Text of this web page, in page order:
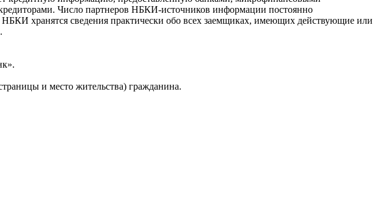
Число партнеров НБКИ-источников информации постоянно
хранятся сведения практически обо всех заемщиках, имеющих действующие или
и место жительства) гражданина.